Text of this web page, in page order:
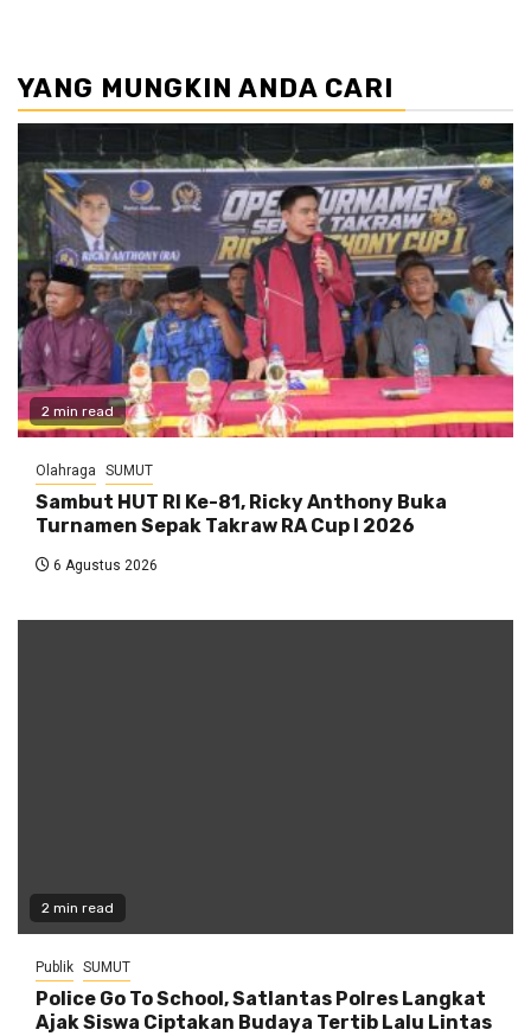
YANG MUNGKIN ANDA CARI
2 min read
Olahraga SUMUT
Sambut HUT RI Ke-81, Ricky Anthony Buka
Turnamen Sepak Takraw RA Cup I 2026
6 Agustus 2026
2 min read
Publik SUMUT
Police Go To School, Satlantas Polres Langkat
Ajak Siswa Ciptakan Budaya Tertib Lalu Lintas